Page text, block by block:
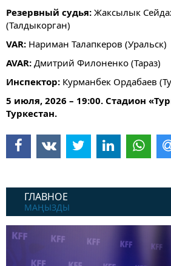
ГЛАВНОЕ
МАҢЫЗДЫ
Резервный судья: Жаксылык
(Талдыкорган)
VAR: Нариман Талапкеров (Уральск)
AVAR: Дмитрий Филоненко (Тараз)
Инспектор: Курманбек Ордабаев
5 июля, 2026 – 19:00. Стадион
Туркестан.